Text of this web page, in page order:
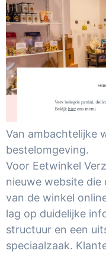
Van ambachtelijke
bestelomgeving.
Voor Eetwinkel
nieuwe website
van de winkel
lag op duidelijke
structuur en een
speciaalzaak.